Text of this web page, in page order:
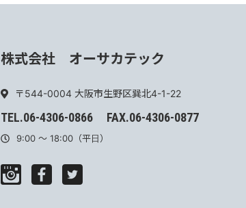
株式会社 オーサカテック
〒544-0004 大阪市生野区巽北4-1-22
TEL.06-4306-0866 FAX.06-4306-0877
9:00 ～ 18:00（平日）